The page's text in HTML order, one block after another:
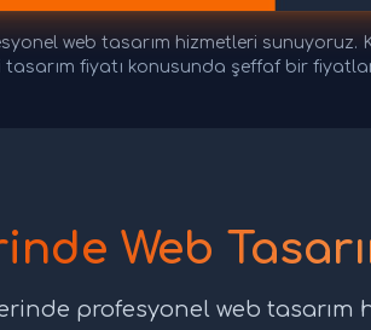
web tasarım hizmetleri sunuyoruz.
tasarım fiyatı konusunda şeffaf bir
Web
profesyonel web tasarım